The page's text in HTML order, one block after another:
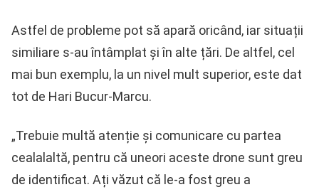
Astfel de probleme pot să apară oricând, iar situații
similiare s-au întâmplat și în alte țări. De altfel, cel
mai bun exemplu, la un nivel mult superior, este dat
tot de Hari Bucur-Marcu.
„Trebuie multă atenție și comunicare cu partea
cealalaltă, pentru că uneori aceste drone sunt greu
de identificat. Ați văzut că le-a fost greu a